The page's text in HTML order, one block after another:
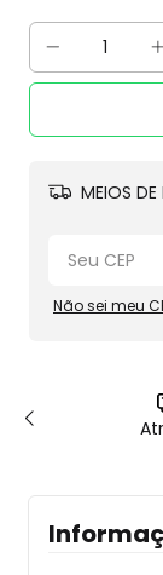
MEIOS DE
Não sei meu